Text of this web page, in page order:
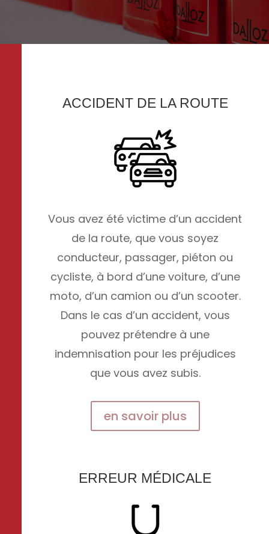
ACCIDENT DE LA ROUTE
Vous avez été victime d’un accident
de la route, que vous soyez
conducteur, passager, piéton ou
cycliste, à bord d’une voiture, d’une
moto, d’un camion ou d’un scooter.
Dans le cas d’un accident, vous
pouvez prétendre à une
indemnisation pour les préjudices
que vous avez subis.
en savoir plus
ERREUR MÉDICALE